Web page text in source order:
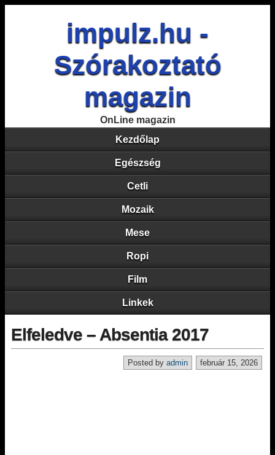
impulz.hu -
Szórakoztató
magazin
OnLine magazin
Kezdőlap
Egészség
Cetli
Mozaik
Mese
Ropi
Film
Linkek
Elfeledve – Absentia 2017
február 15, 2026
Posted by admin